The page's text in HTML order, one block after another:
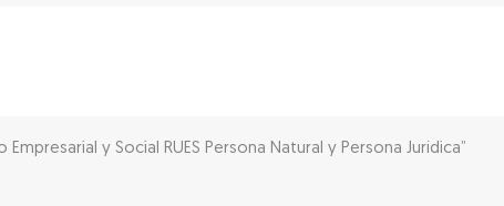
y Social RUES Persona Natural y Persona Jurídica”